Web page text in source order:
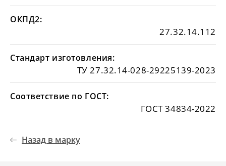
ОКПД2:
27.32.14.112
Стандарт изготовления:
ТУ 27.32.14-028-29225139-2023
Соответствие по ГОСТ:
ГОСТ 34834-2022
Назад в марку